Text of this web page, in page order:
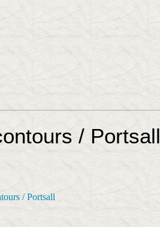
/ Portsall